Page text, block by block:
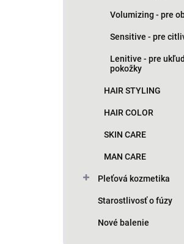
Volumizing - pre
Sensitive - pre
Lenitive - pre
pokožky
HAIR STYLING
HAIR COLOR
SKIN CARE
MAN CARE
Pleťová kozmetika
Starostlivosť o fúzy
Nové balenie